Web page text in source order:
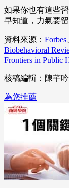
如果你也有這些
早知道，力氣要
資料來源： Forbes
Biobehavioral
Frontiers in Public
核稿編輯：陳芊吟
為您推薦